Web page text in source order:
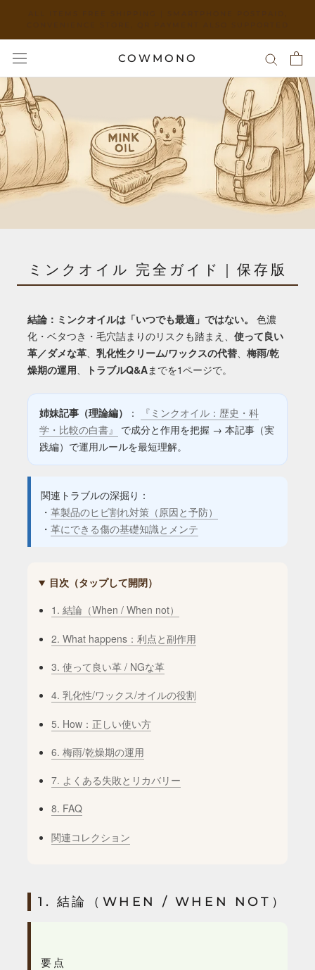
move
COWMONO
ミンクオイル 完全ガイド｜保存版
結論：ミンクオイルは「いつでも最適」ではない。
色濃
化・ベタつき・毛穴詰まりのリスクも踏まえ、 使って良い
革／ダメな革、 乳化性クリーム/ワックスの代替、 梅雨/乾
燥期の運用、 トラブルQ&Aまでを1ページで。
姉妹記事（理論編） ：
『ミンクオイル：歴史・科
学・比較の白書』
で成分と作用を把握 → 本記事（実
践編）で運用ルールを最短理解。
関連トラブルの深掘り：
・ 革製品のヒビ割れ対策（原因と予防）
・ 革にできる傷の基礎知識とメンテ
目次（タップして開閉）
1. 結論（When / When not）
2. What happens：利点と副作用
3. 使って良い革 / NGな革
4. 乳化性/ワックス/オイルの役割
5. How：正しい使い方
6. 梅雨/乾燥期の運用
7. よくある失敗とリカバリー
8. FAQ
関連コレクション
1. 結論（WHEN / WHEN NOT）
要点